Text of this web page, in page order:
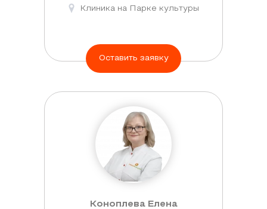
Клиника на Парке культуры
Оставить заявку
Коноплева Елена